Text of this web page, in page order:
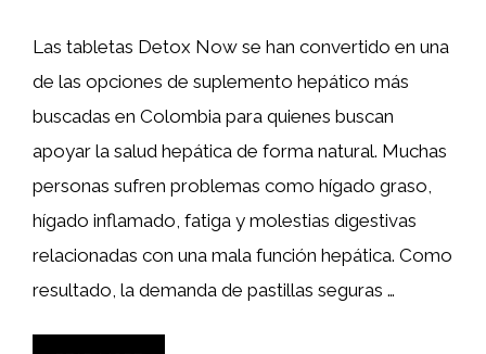
Las tabletas Detox Now se han convertido en una
de las opciones de suplemento hepático más
buscadas en Colombia para quienes buscan
apoyar la salud hepática de forma natural. Muchas
personas sufren problemas como hígado graso,
hígado inflamado, fatiga y molestias digestivas
relacionadas con una mala función hepática. Como
resultado, la demanda de pastillas seguras …